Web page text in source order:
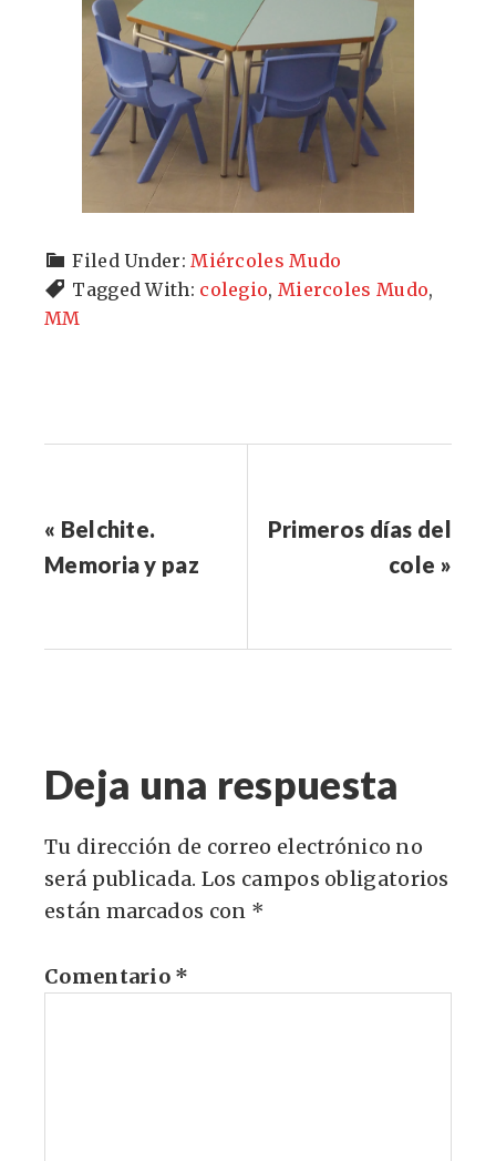
Filed Under:Miércoles Mudo
Tagged With: colegio, Miercoles Mudo,
MM
« Belchite.
Memoria y paz
Primeros días del
cole »
Deja una respuesta
Tu dirección de correo electrónico no
será publicada. Los campos obligatorios
están marcados con *
Comentario *